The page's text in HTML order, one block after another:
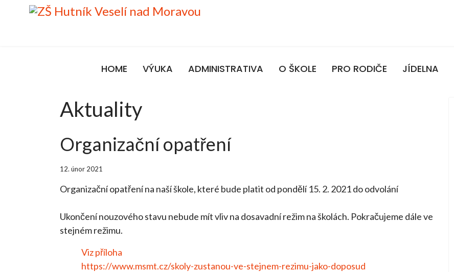
HOME VÝUKA ADMINISTRATIVA O ŠKOLE PRO RODIČE JÍDELNA
Aktuality
Organizační opatření
12. únor 2021
Organizační opatření na naší škole, které bude platit od pondělí 15. 2. 2021 do odvolání
Ukončení nouzového stavu nebude mít vliv na dosavadní režim na školách. Pokračujeme dále ve
stejném režimu.
Viz příloha
https://www.msmt.cz/skoly-zustanou-ve-stejnem-rezimu-jako-doposud